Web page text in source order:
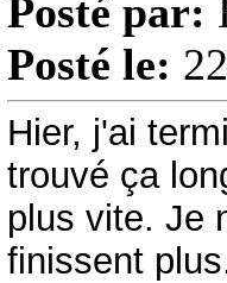
Posté par:
Posté le:
Hier, j'ai
trouvé ça
plus vite. Je
finissent